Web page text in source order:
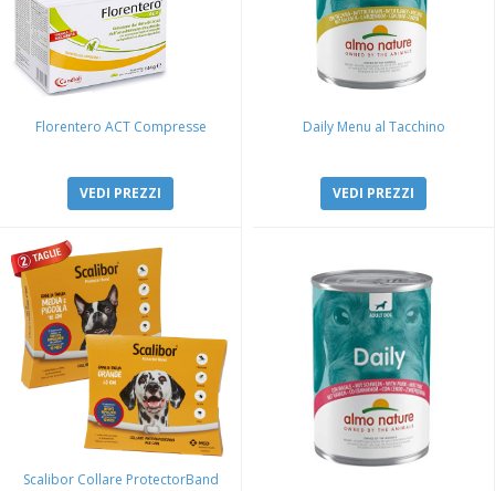
Florentero ACT Compresse
VEDI PREZZI
Daily Menu al Tacchino
VEDI PREZZI
Scalibor Collare ProtectorBand